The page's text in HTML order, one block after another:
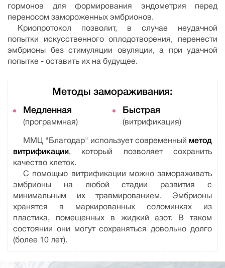
гормонов для формирования эндометрия перед
переносом замороженных эмбрионов.
Криопротокол позволит, в случае неудачной
попытки искусственного оплодотворения, перенести
эмбрионы без стимуляции овуляции, а при удачной
попытке - оставить их на будущее.
Методы замораживания:
Медленная
(программная)
Быстрая
(витрификация)
ММЦ "Благодар" использует современный метод
витрификации, который позволяет сохранить
качество клеток.
С помощью витрификации можно замораживать
эмбрионы на любой стадии развития с
минимальным их травмированием. Эмбрионы
хранятся в маркированных соломинках из
пластика, помещенных в жидкий азот. В таком
состоянии они могут сохраняться довольно долго
(более 10 лет).